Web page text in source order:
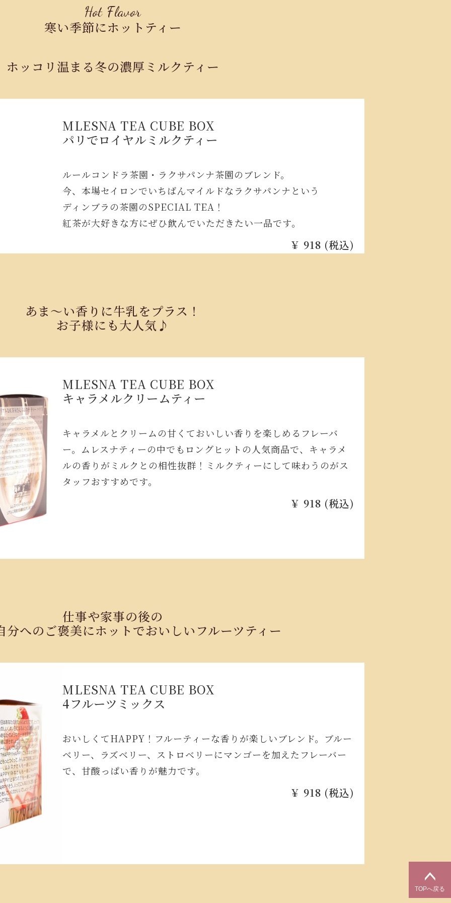
Hot Flavor
寒い季節にホットティー
ホッコリ温まる冬の濃厚ミルクティー
MLESNA TEA CUBE BOX
パリでロイヤルミルクティー
ルールコンドラ茶園・ラクサパンナ茶園のブレンド。
今、本場セイロンでいちばんマイルドなラクサパンナという
ディンブラの茶園のSPECIAL TEA！
紅茶が大好きな方にぜひ飲んでいただきたい一品です。
￥ 918 (税込)
あま～い香りに牛乳をプラス！
お子様にも大人気♪
MLESNA TEA CUBE BOX
キャラメルクリームティー
キャラメルとクリームの甘くておいしい香りを楽しめるフレーバ
ー。ムレスナティーの中でもロングヒットの人気商品で、キャラメ
ルの香りがミルクとの相性抜群！ミルクティーにして味わうのがス
タッフおすすめです。
￥ 918 (税込)
仕事や家事の後の
分への ご褒美にホットでおいしいフルーツティー
MLESNA TEA CUBE BOX
4フルーツミックス
おいしくてHAPPY！フルーティーな香りが楽しいブレンド。ブルー
ベリー、ラズベリー、ストロベリーにマンゴーを加えたフレーバー
で、甘酸っぱい香りが魅力です。
￥ 918 (税込)
TOPへ戻る